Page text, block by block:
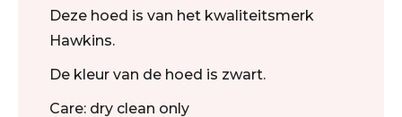
Deze hoed is van het kwaliteitsmerk
Hawkins.
De kleur van de hoed is zwart.
Care: dry clean only